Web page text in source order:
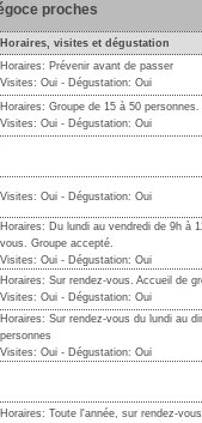
proches
Horaires, visites et dégustation
Horaires: Prévenir avant de passer
Visites: Oui - Dégustation: Oui
Horaires: Groupe de 15 à 50
Visites: Oui - Dégustation: Oui
Visites: Oui - Dégustation: Oui
Horaires: Du lundi au vendredi de 9h à
vous. Groupe accepté.
Visites: Oui - Dégustation: Oui
Horaires: Sur rendez-vous. Accueil de
Visites: Oui - Dégustation: Oui
Horaires: Sur rendez-vous du lundi au
personnes
Visites: Oui - Dégustation: Oui
Horaires: Toute l'année, sur rendez-